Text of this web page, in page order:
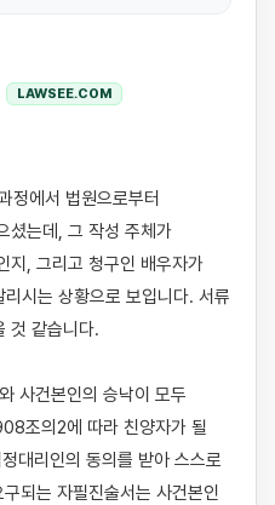
LAWSEE.COM
셨는데, 그 작성 주체가
지, 그리고 청구인 배우자가
시는 상황으로 보입니다. 서류
것 같습니다.
사건본인의 승낙이 모두
조의2에 따라 친양자가 될
대리인의 동의를 받아 스스로
되는 자필진술서는 사건본인